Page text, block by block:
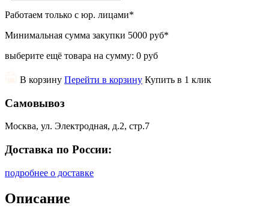
Работаем только с юр. лицами*
Минимальная сумма закупки 5000 руб*
выберите ещё товара на сумму: 0 руб
В корзину Перейти в корзину Купить в 1 клик
Самовывоз
Москва, ул. Электродная, д.2, стр.7
Доставка по России:
подробнее о доставке
Описание